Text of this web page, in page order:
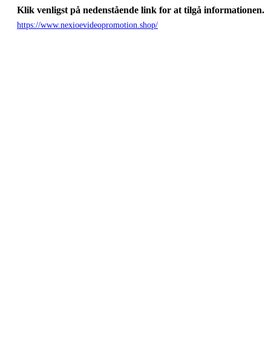
Klik venligst på nedenstående link for at tilgå informationen.
https://www.nexioevideopromotion.shop/